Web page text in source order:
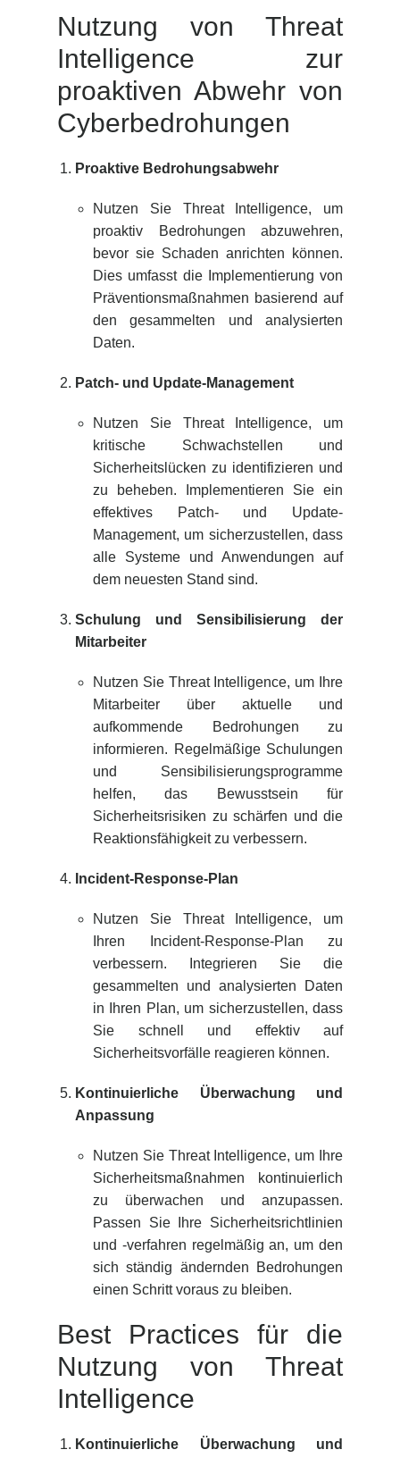
Nutzung von Threat
Intelligence zur
proaktiven Abwehr von
Cyberbedrohungen
Proaktive Bedrohungsabwehr
Nutzen Sie Threat Intelligence, um
proaktiv Bedrohungen abzuwehren,
bevor sie Schaden anrichten können.
Dies umfasst die Implementierung von
Präventionsmaßnahmen basierend auf
den gesammelten und analysierten
Daten.
Patch- und Update-Management
Nutzen Sie Threat Intelligence, um
kritische Schwachstellen und
Sicherheitslücken zu identifizieren und
zu beheben. Implementieren Sie ein
effektives Patch- und Update-
Management, um sicherzustellen, dass
alle Systeme und Anwendungen auf
dem neuesten Stand sind.
Schulung und Sensibilisierung der
Mitarbeiter
Nutzen Sie Threat Intelligence, um Ihre
Mitarbeiter über aktuelle und
aufkommende Bedrohungen zu
informieren. Regelmäßige Schulungen
und Sensibilisierungsprogramme
helfen, das Bewusstsein für
Sicherheitsrisiken zu schärfen und die
Reaktionsfähigkeit zu verbessern.
Incident-Response-Plan
Nutzen Sie Threat Intelligence, um
Ihren Incident-Response-Plan zu
verbessern. Integrieren Sie die
gesammelten und analysierten Daten
in Ihren Plan, um sicherzustellen, dass
Sie schnell und effektiv auf
Sicherheitsvorfälle reagieren können.
Kontinuierliche Überwachung und
Anpassung
Nutzen Sie Threat Intelligence, um Ihre
Sicherheitsmaßnahmen kontinuierlich
zu überwachen und anzupassen.
Passen Sie Ihre Sicherheitsrichtlinien
und -verfahren regelmäßig an, um den
sich ständig ändernden Bedrohungen
einen Schritt voraus zu bleiben.
Best Practices für die
Nutzung von Threat
Intelligence
Kontinuierliche Überwachung und